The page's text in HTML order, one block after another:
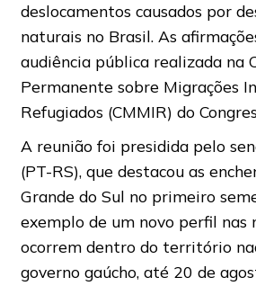
deslocamentos causados por
naturais no Brasil. As
audiência pública realizada na
Permanente sobre Migrações
Refugiados (CMMIR) do
A reunião foi presidida pelo
(PT-RS), que destacou as
Grande do Sul no primeiro
exemplo de um novo perfil nas
ocorrem dentro do território
governo gaúcho, até 20 de